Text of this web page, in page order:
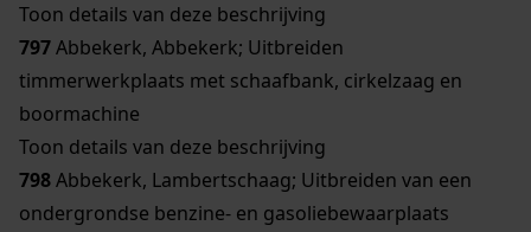
Toon details van deze beschrijving
797Abbekerk, Abbekerk; Uitbreiden
timmerwerkplaats met schaafbank, cirkelzaag en
boormachine
Toon details van deze beschrijving
798Abbekerk, Lambertschaag; Uitbreiden van een
ondergrondse benzine- en gasoliebewaarplaats